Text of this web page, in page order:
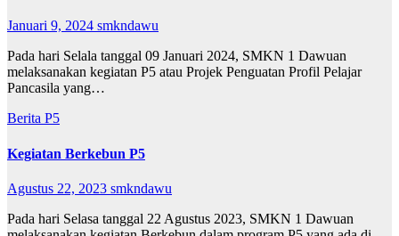
Januari 9, 2024 smkndawu
Pada hari Selala tanggal 09 Januari 2024, SMKN 1 Dawuan
melaksanakan kegiatan P5 atau Projek Penguatan Profil Pelajar
Pancasila yang…
Berita P5
Kegiatan Berkebun P5
Agustus 22, 2023 smkndawu
Pada hari Selasa tanggal 22 Agustus 2023, SMKN 1 Dawuan